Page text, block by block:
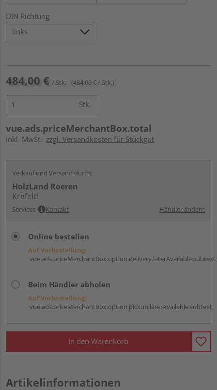
DIN Richtung
484,00 € / Stk. (484,00 € / Stk.)
Stk.
vue.ads.priceMerchantBox.total
inkl. MwSt. zzgl. Versandkosten für Stückgut
Verkauf und Versand durch:
HolzLand Roeren
Krefeld
Services Kontakt Händler ändern
Online bestellen
Auf Vorbestellung:
vue.ads.priceMerchantBox.option.delivery.laterAvailable.subtext
Beim Händler abholen
Auf Vorbestellung:
vue.ads.priceMerchantBox.option.pickup.laterAvailable.subtext
In den Warenkorb
Artikelinformationen